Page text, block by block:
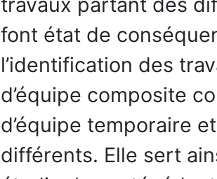
font état de
l’identification des
d’équipe composite
d’équipe temporaire
différents. Elle sert